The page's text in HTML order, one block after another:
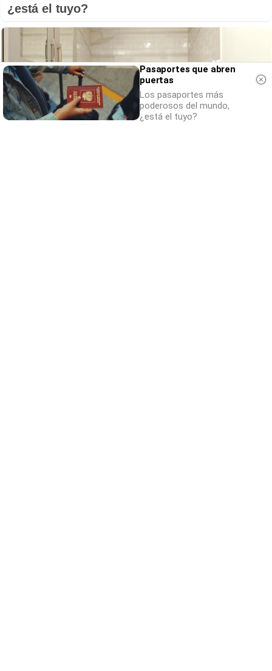
¿está el tuyo?
Pasaportes que abren
puertas
Los pasaportes más
poderosos del mundo,
¿está el tuyo?